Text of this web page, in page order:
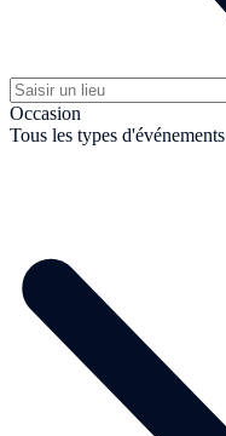
Occasion
Tous les types d'événements